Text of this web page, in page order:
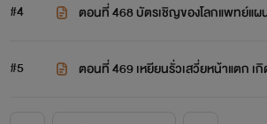
#4 ตอนที่ 468 บัตรเชิญของโลกแพทย์แ
#5 ตอนที่ 469 เหยียนรั่วเสวี่ยหน้าแตก เ